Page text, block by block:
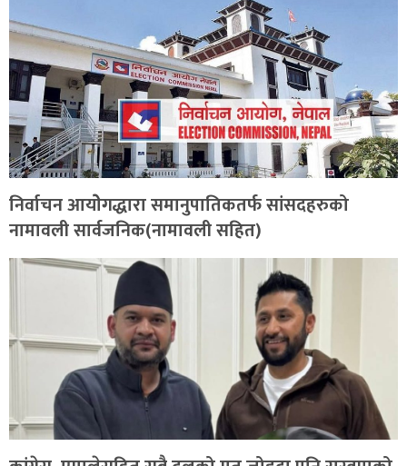
निर्वाचन आयोेगद्धारा समानुपातिकतर्फ सांसदहरुको
नामावली सार्वजनिक(नामावली सहित)